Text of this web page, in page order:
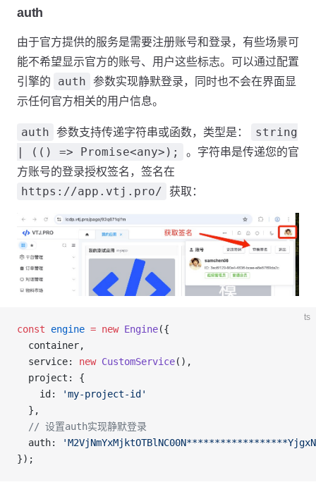
auth
由于官方提供的服务是需要注册账号和登录，有些场景可
能不希望显示官方的账号、用户这些标志。可以通过配置
引擎的
auth
参数实现静默登录，同时也不会在界面显
示任何官方相关的用户信息。
auth 参数支持传递字符串或函数，类型是：
string
| (() => Promise<any>);
。字符串是传递您的官
方账号的登录授权签名，签名在
https://app.vtj.pro/ 获取：
ts
const engine = new Engine({
  container,
  service:
new CustomService(),
  project: {
    id:
'my-project-id'
  },
  // 设置auth实现静默登录
  auth:
});